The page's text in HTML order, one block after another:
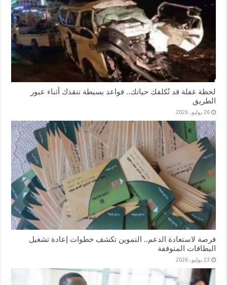
لحظة غفلة قد تُكلفك حياتك.. قواعد بسيطة تنقذك أثناء عبور
الطريق
26 يوليو، 2026
فرصة لاستعادة الدعم.. التموين تكشف خطوات إعادة تشغيل
البطاقات المتوقفة
23 يوليو، 2026